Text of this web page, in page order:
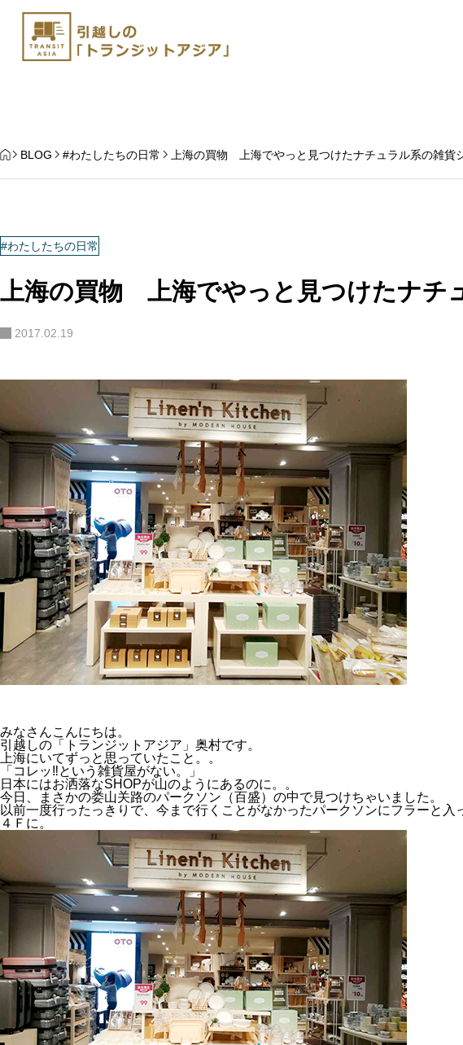
上海発 ペットと中国国内移動
杭州から日本にペットを連れて帰る
手続き | トランジットアジア
HOME
BLOG #わたしたちの日常 上海の買物 上海でやっと見つけたナチュラル系の雑貨
#わたしたちの日常
上海の買物 上海でやっと見つけたナチ
2017.02.19
みなさんこんにちは。
引越しの「トランジットアジア」奥村です。
上海にいてずっと思っていたこと。。
「コレッ‼という雑貨屋がない。」
日本にはお洒落なSHOPが山のようにあるのに。。
今日、まさかの娄山关路のパークソン（百盛）の中で見つけちゃいました。
以前一度行ったっきりで、今まで行くことがなかったパークソンにフラーと入
４Ｆに。